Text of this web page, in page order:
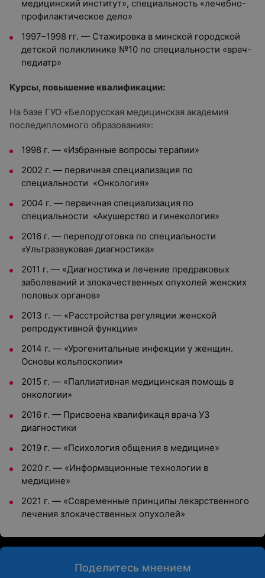
медицинский институт», специальность «лечебно-
профилактическое дело»
1997–1998 гг. — Стажировка в минской городской
детской поликлинике №10 по специальности «врач-
педиатр»
Курсы, повышение квалификации:
На базе ГУО «Белорусская медицинская академия
последипломного образования»:
1998 г. — «Избранные вопросы терапии»
2002 г. — первичная специализация по
специальности «Онкология»
2004 г. — первичная специализация по
специальности «Акушерство и гинекология»
2016 г. — переподготовка по специальности
«Ультразвуковая диагностика»
2011 г. — «Диагностика и лечение предраковых
заболеваний и злокачественных опухолей женских
половых органов»
2013 г. — «Расстройства регуляции женской
репродуктивной функции»
2014 г. — «Урогенитальные инфекции у женщин.
Основы кольпоскопии»
2015 г. — «Паллиативная медицинская помощь в
онкологии»
2016 г. — Присвоена квалификаця врача УЗ
диагностики
2019 г. — «Психология общения в медицине»
2020 г. — «Информационные технологии в
медицине»
2021 г. — «Современные принципы лекарственного
лечения злокачественных опухолей»
Поделитесь мнением